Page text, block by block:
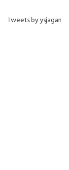
Tweets by ysjagan